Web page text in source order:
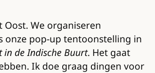
Oost. We organiseren
onze pop-up tentoonstelling in
in de Indische Buurt. Het gaat
Ik doe graag dingen voor